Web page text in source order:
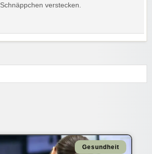
Schnäppchen verstecken.
Gesundheit